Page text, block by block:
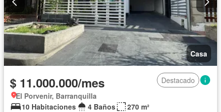
Casa
$ 11.000.000/mes
Destacado
El Porvenir, Barranquilla
10 Habitaciones
4 Baños
270 m²